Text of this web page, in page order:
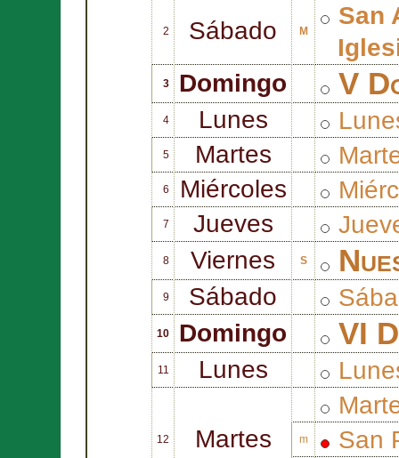
2 Sábado M
San
3 Domingo V
4 Lunes
5 Martes
6 Miércoles
7 Jueves
8 Viernes S
9 Sábado
10 Domingo VI
11 Lunes
12 Martes m San